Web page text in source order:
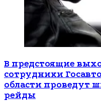
В предстоящие
сотрудники
области проведут
рейды